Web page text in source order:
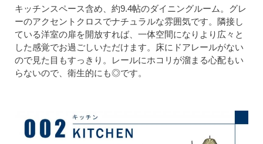
キッチンスペース含め、約9.4帖のダイニングルーム。グレ
ーのアクセントクロスでナチュラルな雰囲気です。隣接し
ている洋室の扉を開放すれば、一体空間になりより広々と
した感覚でお過ごしいただけます。床にドアレールがない
ので見た目もすっきり。レールにホコリが溜まる心配もい
らないので、衛生的にも◎です。